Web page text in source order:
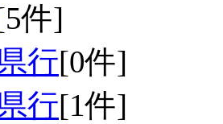
件]
行[0件]
行[1件]